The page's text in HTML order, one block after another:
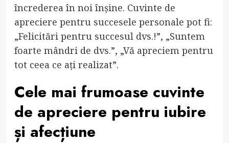
încrederea în noi înșine. Cuvinte de
apreciere pentru succesele personale pot fi:
„Felicitări pentru succesul dvs.!”, „Suntem
foarte mândri de dvs.”, „Vă apreciem pentru
tot ceea ce ați realizat”.
Cele mai frumoase cuvinte
de apreciere pentru iubire
și afecțiune